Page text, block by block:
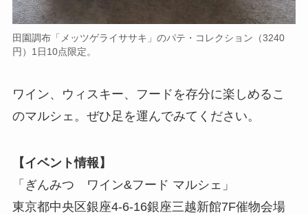
田園調布「メッツゲライササキ」のパテ・コレクション（3240
円）1日10点限定。
ワイン、ウィスキー、フードを存分に楽しめるこ
のマルシェ。ぜひ足を運んでみてください。
【イベント情報】
「ぎんみつ ワイン&フード マルシェ」
東京都中央区銀座4-6-16銀座三越新館7F催物会場